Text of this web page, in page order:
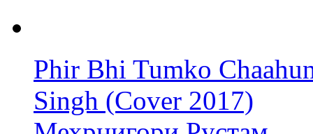
Phir Bhi Tumko
Singh (Cover 2017)